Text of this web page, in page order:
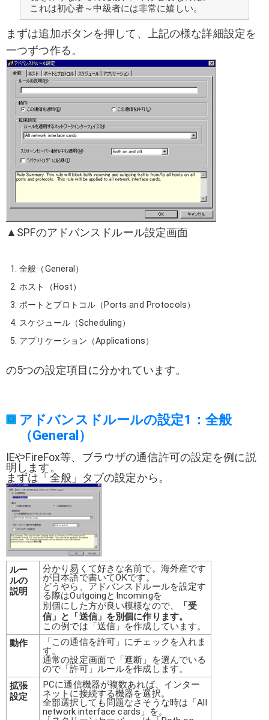
これは初心者～中級者には非常に嬉しい。
まずは追加ボタンを押して、上記の様な詳細設定を
一つずつ作る。
▲SPFのアドバンスドルール設定画面
全般（General）
ホスト（Host）
ポートとプロトコル（Ports and Protocols）
スケジュール（Scheduling）
アプリケーション（Applications）
の5つの設定項目に分かれています。
アドバンスドルールの設定1：全般
（General）
IEやFireFox等、ブラウザの通信許可の設定を例に説
明します。
まずは「全般」タブの設定から。
ルー
ルの
説明
分かり易くて好きな名前で。海外産です
が日本語で書いてOKです。
どうやら、アドバンスドルールを設定す
る際はOutgoingとIncomingを
別個にした方が良い模様なので、
「受
信」と「送信」を別個に作ります。
この例では「送信」を作成しています。
動作
「この通信を許可」にチェックを入れま
す。
通常の設定画面で「遮断」を選んでいる
ので「許可」ルールを作成します。
拡張
設定
PCに通信機器が複数あれば、インター
ネットに接続する機器を選択。
全部選択しても問題なさそうな時は「All
network interface cards」を。